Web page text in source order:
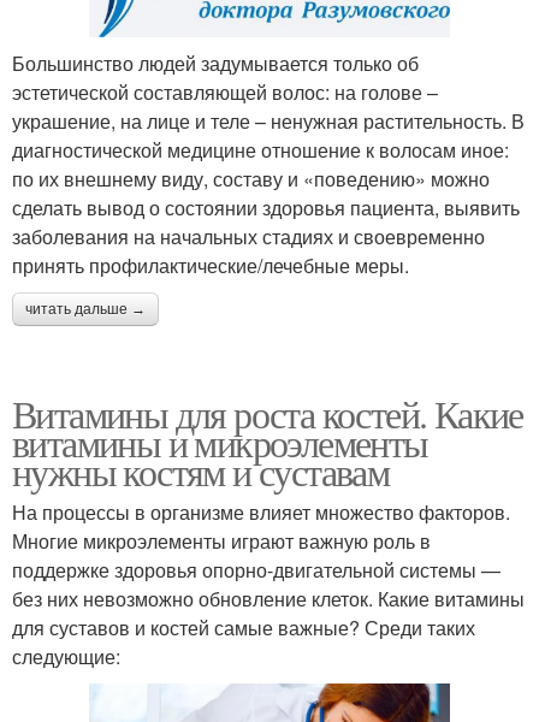
Большинство людей задумывается только об
эстетической составляющей волос: на голове –
украшение, на лице и теле – ненужная растительность. В
диагностической медицине отношение к волосам иное:
по их внешнему виду, составу и «поведению» можно
сделать вывод о состоянии здоровья пациента, выявить
заболевания на начальных стадиях и своевременно
принять профилактические/лечебные меры.
читать дальше →
Витамины для роста костей. Какие
витамины и микроэлементы
нужны костям и суставам
На процессы в организме влияет множество факторов.
Многие микроэлементы играют важную роль в
поддержке здоровья опорно-двигательной системы —
без них невозможно обновление клеток. Какие витамины
для суставов и костей самые важные? Среди таких
следующие: